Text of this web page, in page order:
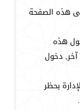
هذه الصفحة
هذه
دخول
بحظر